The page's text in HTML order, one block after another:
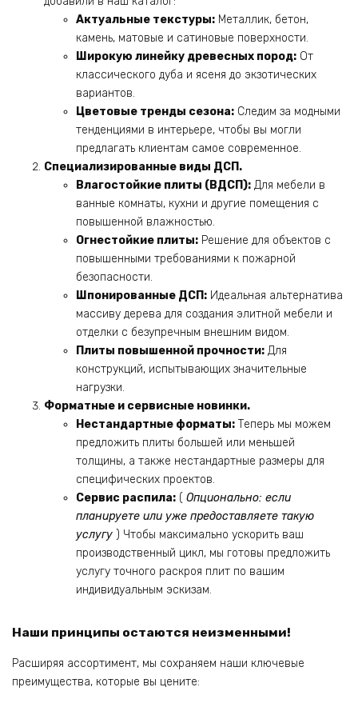
Актуальные текстуры: Металлик, бетон,
камень, матовые и сатиновые поверхности.
Широкую линейку древесных пород: От
классического дуба и ясеня до экзотических
вариантов.
Цветовые тренды сезона: Следим за модными
тенденциями в интерьере, чтобы вы могли
предлагать клиентам самое современное.
Специализированные виды ДСП.
Влагостойкие плиты (ВДСП): Для мебели в
ванные комнаты, кухни и другие помещения с
повышенной влажностью.
Огнестойкие плиты: Решение для объектов с
повышенными требованиями к пожарной
безопасности.
Шпонированные ДСП: Идеальная альтернатива
массиву дерева для создания элитной мебели и
отделки с безупречным внешним видом.
Плиты повышенной прочности: Для
конструкций, испытывающих значительные
нагрузки.
Форматные и сервисные новинки.
Нестандартные форматы: Теперь мы можем
предложить плиты большей или меньшей
толщины, а также нестандартные размеры для
специфических проектов.
Сервис распила: ( Опционально: если
планируете или уже предоставляете такую
услугу ) Чтобы максимально ускорить ваш
производственный цикл, мы готовы предложить
услугу точного раскроя плит по вашим
индивидуальным эскизам.
Наши принципы остаются неизменными!
Расширяя ассортимент, мы сохраняем наши ключевые
преимущества, которые вы цените: